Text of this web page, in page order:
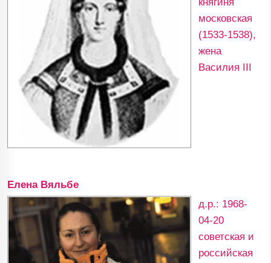
московская
(1533-1538),
жена
Василия III
Елена Вяльбе
д.р.: 1968-
04-20
советская и
российская